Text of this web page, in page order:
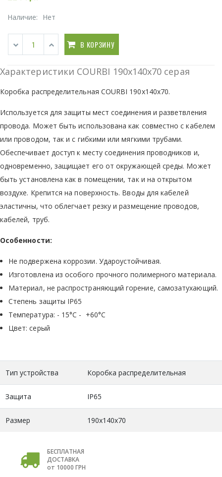
Наличие: Нет
В КОРЗИНУ
Характеристики COURBI 190x140x70 серая
Коробка распределительная COURBI 190x140x70.
Используется для защиты мест соединения и разветвления
провода. Может быть использована как совместно с кабелем
или проводом, так и с гибкими или мягкими трубами.
Обеспечивает доступ к месту соединения проводников и,
одновременно, защищает его от окружающей среды. Может
быть установлена как в помещении, так и на открытом
воздухе. Крепится на поверхность. Вводы для кабелей
эластичны, что облегчает резку и размещение проводов,
кабелей, труб.
Особенности:
Не подвержена коррозии. Удароустойчивая.
Изготовлена из особого прочного полимерного материала.
Материал, не распространяющий горение, самозатухающий.
Степень защиты IP65
Температура: - 15°C - +60°C
Цвет: серый
Тип устройства Коробка распределительная
Защита IP65
Размер 190x140x70
БЕСПЛАТНАЯ
ДОСТАВКА
от 10000 ГРН